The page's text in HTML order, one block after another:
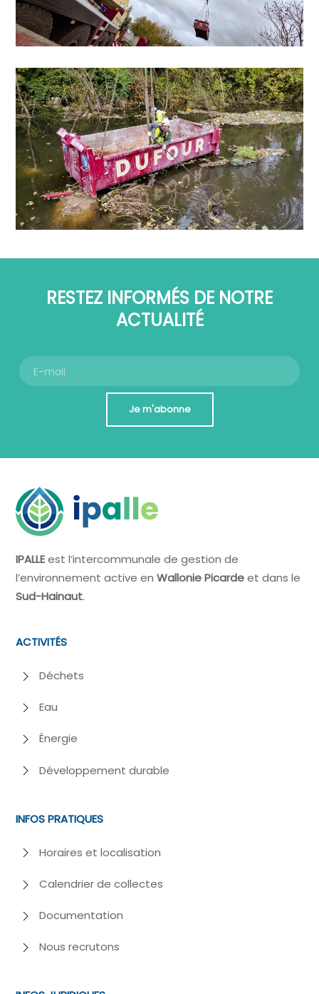
RESTEZ INFORMÉS DE NOTRE
ACTUALITÉ
Je m'abonne
IPALLEest l’intercommunale de gestion de
l’environnement active enWallonie Picardeet dans le
Sud-Hainaut.
ACTIVITÉS
Déchets
Eau
Énergie
Développement durable
INFOS PRATIQUES
Horaires et localisation
Calendrier de collectes
Documentation
Nous recrutons